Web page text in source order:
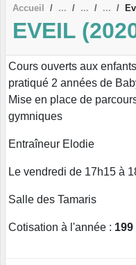
Accueil
EVEIL
Cours ouverts aux
pratiqué 2 années de
Mise en place de
gymniques
Entraîneur Elodie
Le vendredi de 17h15 à
Salle des Tamaris
Cotisation à l'année :